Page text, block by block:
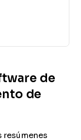
de
de
resúmenes